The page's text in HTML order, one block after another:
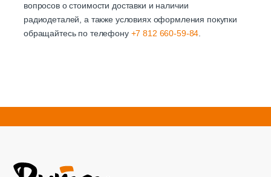
вопросов о стоимости доставки и наличии
радиодеталей, а также условиях оформления покупки
обращайтесь по телефону +7 812 660-59-84.